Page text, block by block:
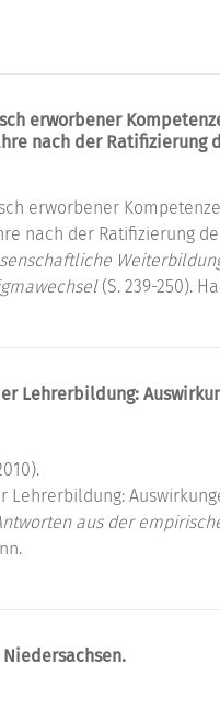
erworbener
nach der Ratifizierung
erworbener
nach der Ratifizierung
(S. 239-250).
Lehrerbildung:
aus der